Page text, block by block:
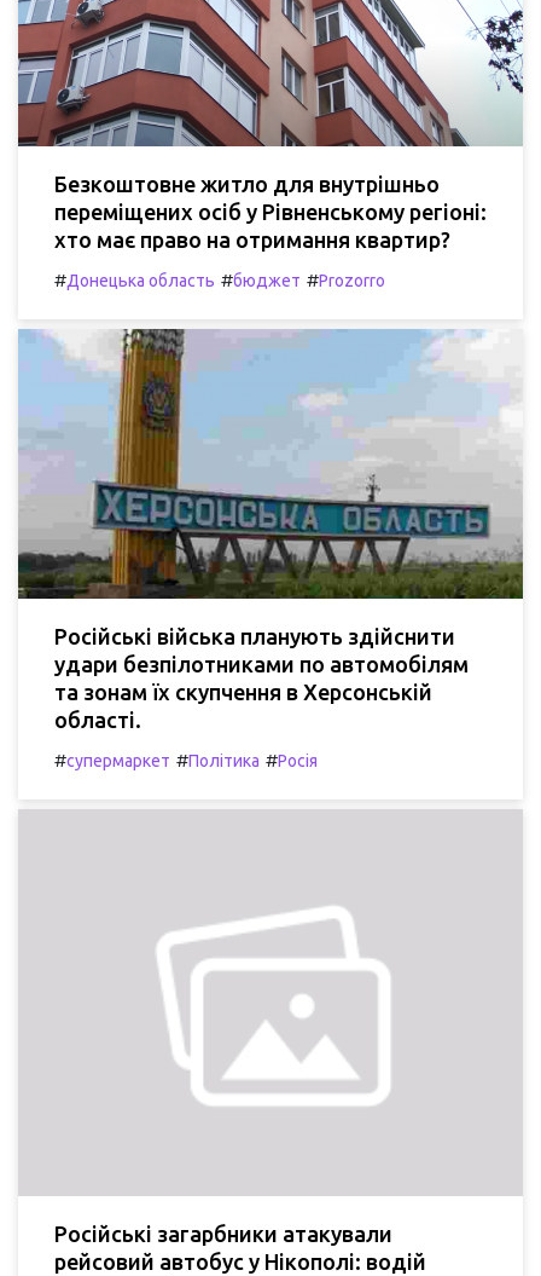
Безкоштовне житло для внутрішньо
переміщених осіб у Рівненському регіоні:
хто має право на отримання квартир?
#Донецька область #бюджет #Prozorro
Російські війська планують здійснити
удари безпілотниками по автомобілям
та зонам їх скупчення в Херсонській
області.
#супермаркет #Політика #Росія
Російські загарбники атакували
рейсовий автобус у Нікополі: водій